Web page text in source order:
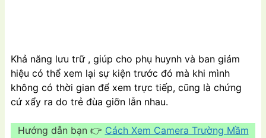
Khả năng lưu trữ , giúp cho phụ huynh và ban giám
hiệu có thể xem lại sự kiện trước đó mà khi mình
không có thời gian để xem trực tiếp, cũng là chứng
cứ xẩy ra do trẻ đùa giỡn lẫn nhau.
Hướng dẫn bạn 👉 Cách Xem Camera Trường Mầm